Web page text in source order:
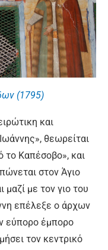
(1795)
και
θεωρείται
το Καπέσοβο», και
στον Άγιο
με τον γιο του
επέλεξε ο άρχων
εύπορο έμπορο
τον κεντρικό